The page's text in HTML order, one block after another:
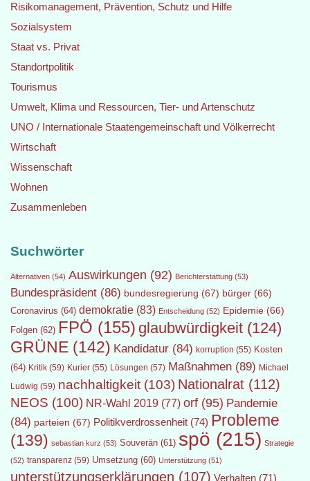
Risikomanagement, Prävention, Schutz und Hilfe
Sozialsystem
Staat vs. Privat
Standortpolitik
Tourismus
Umwelt, Klima und Ressourcen, Tier- und Artenschutz
UNO / Internationale Staatengemeinschaft und Völkerrecht
Wirtschaft
Wissenschaft
Wohnen
Zusammenleben
Suchwörter
Alternativen (54) Auswirkungen (92) Berichterstattung (53)
Bundespräsident (86) bundesregierung (67) bürger (66)
Coronavirus (64) demokratie (83) Entscheidung (52) Epidemie (66)
Folgen (62) FPÖ (155) glaubwürdigkeit (124)
GRÜNE (142) Kandidatur (84) korruption (55) Kosten
(64) Kritik (59) Kurier (55) Lösungen (57) Maßnahmen (89) Michael
Ludwig (59) nachhaltigkeit (103) Nationalrat (112)
NEOS (100) NR-Wahl 2019 (77) orf (95) Pandemie
(84) parteien (67) Politikverdrossenheit (74) Probleme
(139) sebastian kurz (53) Souverän (61) spö (215) Strategie
(52) transparenz (59) Umsetzung (60) Unterstützung (51)
unterstützungserklärungen (107) Verhalten (71)